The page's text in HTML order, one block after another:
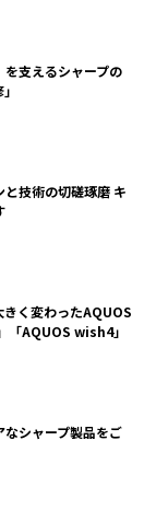
支えるシャープの
技術の切磋琢磨 キ
きく変わったAQUOS
「AQUOS wish4」
シャープ製品をご